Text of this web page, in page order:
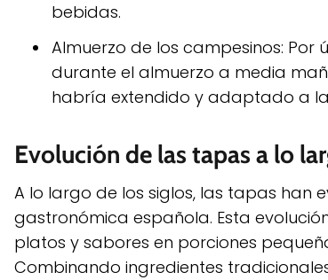
bebidas.
Almuerzo de los campesinos:
durante el almuerzo a media
habría extendido y adaptado a
Evolución de las tapas a lo
A lo largo de los siglos, las tapas han
gastronómica española. Esta
platos y sabores en porciones
Combinando ingredientes